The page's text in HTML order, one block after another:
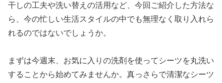
干しの工夫や洗い替えの活用など、今回ご紹介した方法な
ら、今の忙しい生活スタイルの中でも無理なく取り入れら
れるのではないでしょうか。
まずは今週末、お気に入りの洗剤を使ってシーツを丸洗い
することから始めてみませんか。真っさらで清潔なシーツ